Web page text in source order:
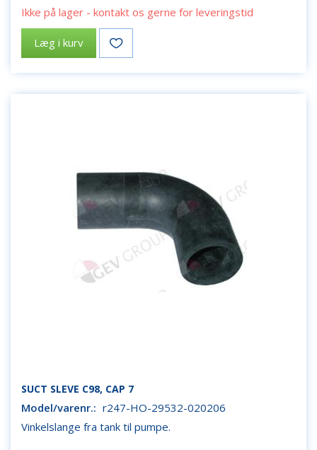
Ikke på lager - kontakt os gerne for leveringstid
Læg i kurv
SUCT SLEVE C98, CAP 7
Model/varenr.: r247-HO-29532-020206
Vinkelslange fra tank til pumpe.